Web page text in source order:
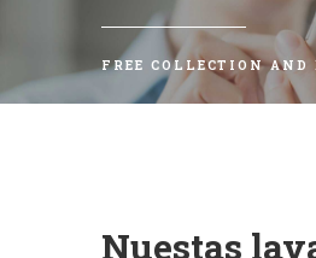
FREE COLLECTION AND
Nuestas